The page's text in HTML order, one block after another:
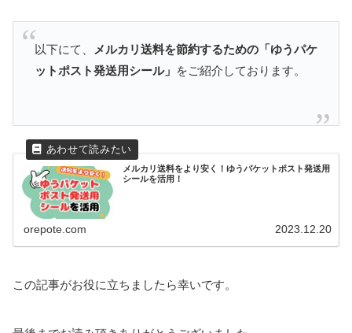
以下にて、
メルカリ送料を節約するための「ゆうパケ
ットポスト発送用シール」 をご紹介しております。
メルカリ送料をより安く！ゆうパケットポスト発送用
シールを活用！
orepote.com 2023.12.20
この記事がお役に立ちましたら幸いです。